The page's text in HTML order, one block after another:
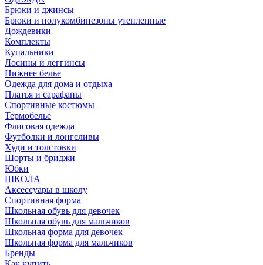
Брюки и джинсы
Брюки и полукомбинезоны утепленные
Дождевики
Комплекты
Купальники
Лосины и леггинсы
Нижнее белье
Одежда для дома и отдыха
Платья и сарафаны
Спортивные костюмы
Термобелье
Флисовая одежда
Футболки и лонгсливы
Худи и толстовки
Шорты и бриджи
Юбки
ШКОЛА
Аксессуары в школу
Спортивная форма
Школьная обувь для девочек
Школьная обувь для мальчиков
Школьная форма для девочек
Школьная форма для мальчиков
Бренды